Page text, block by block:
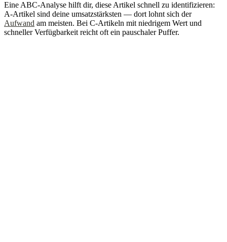
Eine ABC-Analyse hilft dir, diese Artikel schnell zu identifizieren:
A-Artikel sind deine umsatzstärksten — dort lohnt sich der
Aufwand am meisten. Bei C-Artikeln mit niedrigem Wert und
schneller Verfügbarkeit reicht oft ein pauschaler Puffer.